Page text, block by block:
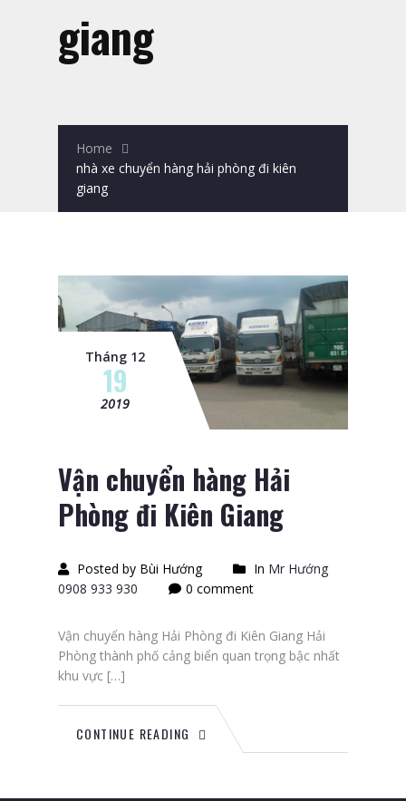
giang
Home
nhà xe chuyển hàng hải phòng đi kiên
giang
Tháng 12
19
2019
Vận chuyển hàng Hải
Phòng đi Kiên Giang
Posted by Bùi Hướng In Mr Hướng
0908 933 930
0 comment
Vận chuyển hàng Hải Phòng đi Kiên Giang Hải
Phòng thành phố cảng biển quan trọng bậc nhất
khu vực […]
CONTINUE READING